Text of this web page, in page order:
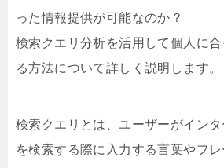
った情報提供が可能なのか？
検索クエリ分析を活用して個人に
る方法について詳しく説明します。
検索クエリとは、ユーザーがイン
を検索する際に入力する言葉やフレ